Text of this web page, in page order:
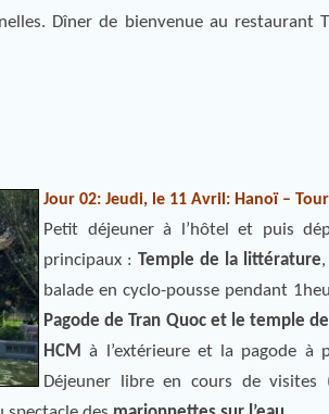
Dîner de bienvenue au restaurant
Jour 02: Jeudi, le 11 Avril: Hanoï –
Petit déjeuner à l’hôtel et puis
principaux : Temple de la littérature
balade en cyclo-pousse pendant
Pagode de Tran Quoc et le temple
HCM à l’extérieure et la pagode à
Déjeuner libre en cours de